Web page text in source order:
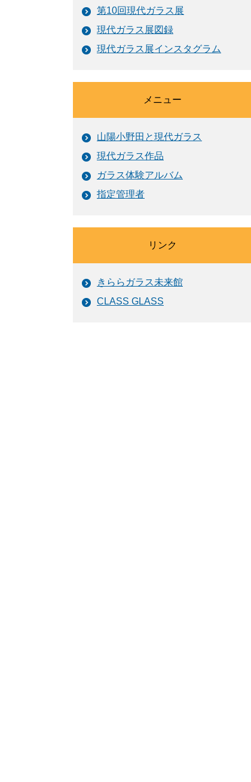
第10回現代ガラス展
現代ガラス展図録
現代ガラス展インスタグラム
メニュー
山陽小野田と現代ガラス
現代ガラス作品
ガラス体験アルバム
指定管理者
リンク
きららガラス未来館
CLASS GLASS